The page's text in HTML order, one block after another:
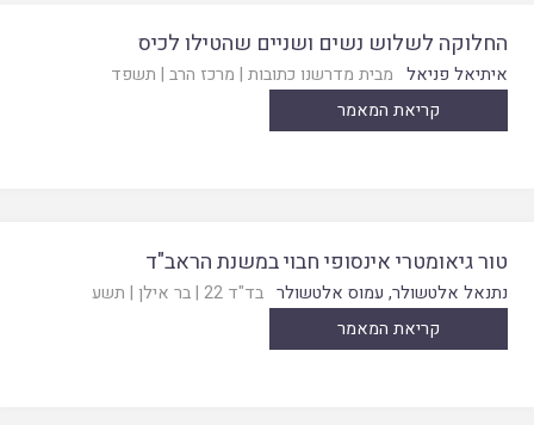
החלוקה לשלוש נשים ושניים שהטילו לכיס
איתיאל פניאל מבית מדרשנו כתובות | מרכז הרב | תשפד
קריאת המאמר
טור גיאומטרי אינסופי חבוי במשנת הראב"ד
נתנאל אלטשולר, עמוס אלטשולר בד"ד 22 |בר אילן | תשע
קריאת המאמר